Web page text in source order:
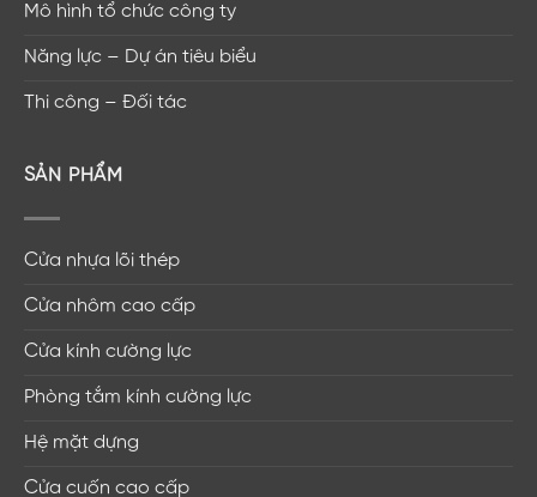
Mô hình tổ chức công ty
Năng lực – Dự án tiêu biểu
Thi công – Đối tác
SẢN PHẨM
Cửa nhựa lõi thép
Cửa nhôm cao cấp
Cửa kính cường lực
Phòng tắm kính cường lực
Hệ mặt dựng
Cửa cuốn cao cấp